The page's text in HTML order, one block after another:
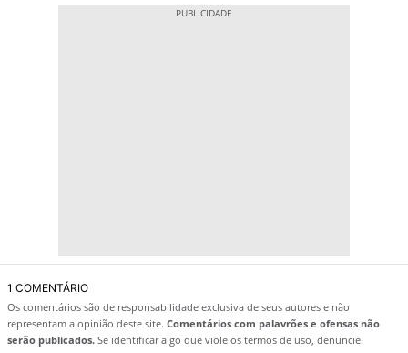
1 COMENTÁRIO
Os comentários são de responsabilidade exclusiva de seus autores e não
representam a opinião deste site. Comentários com palavrões e ofensas não
serão publicados. Se identificar algo que viole os termos de uso, denuncie.